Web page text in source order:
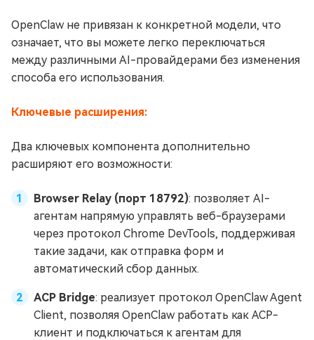
OpenClaw не привязан к конкретной модели, что
означает, что вы можете легко переключаться
между различными AI-провайдерами без изменения
способа его использования.
Ключевые расширения:
Два ключевых компонента дополнительно
расширяют его возможности:
Browser Relay (порт 18792): позволяет AI-
агентам напрямую управлять веб-браузерами
через протокол Chrome DevTools, поддерживая
такие задачи, как отправка форм и
автоматический сбор данных.
ACP Bridge: реализует протокол OpenClaw Agent
Client, позволяя OpenClaw работать как ACP-
клиент и подключаться к агентам для